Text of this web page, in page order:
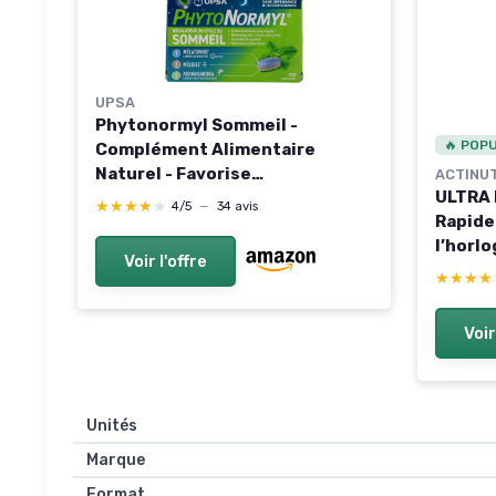
UPSA
Phytonormyl Sommeil -
Complément Alimentaire
Naturel - Favorise
l’Endormissement et la Qualité
Passiflore, Valériane - 30
comprimés
★★★★★
★★★★★ 4/5 — 34 avis
Voir l'offre
🔥
de
Unités
Marque